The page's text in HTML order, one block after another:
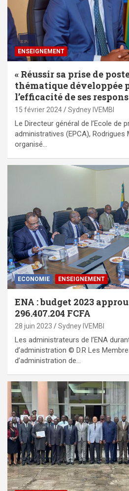
ENSEIGNEMENT
« Réussir sa prise de
thématique développée
l’efficacité de ses
15 février 2024 Sydney IVEMBI
Le Directeur général de l’Ecole de
administratives (EPCA), Rodrigues
organisé…
ECONOMIE ENSEIGNEMENT
ENA : budget 2023
296.407.204 FCFA
28 juin 2023 Sydney IVEMBI
Les administrateurs de l’ENA
d’administration © D.R Les
d’administration de…